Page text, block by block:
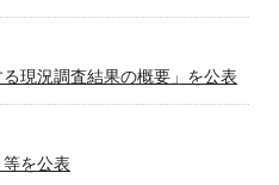
現況調査結果の概要」を公表
を公表